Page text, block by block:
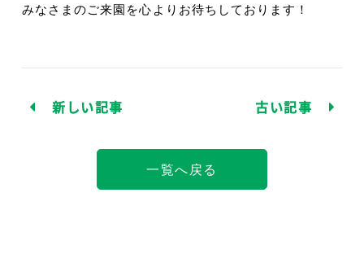
みなさまのご来園を心よりお待ちしております！
新しい記事
一覧へ戻る
古い記事